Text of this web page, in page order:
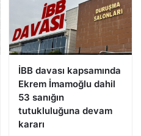
İBB davası kapsamında
Ekrem İmamoğlu dahil
53 sanığın
tutukluluğuna devam
kararı